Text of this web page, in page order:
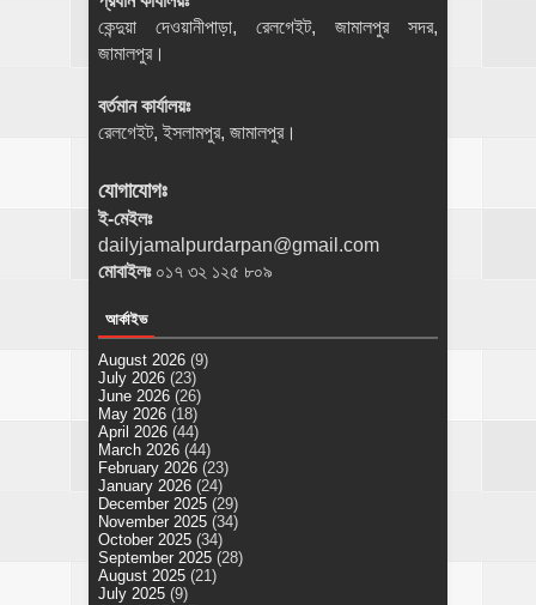
কেন্দুয়া দেওয়ানীপাড়া, রেলগেইট, জামালপুর সদর,
জামালপুর।
বর্তমান কার্যালয়ঃ
রেলগেইট, ইসলামপুর, জামালপুর।
যোগাযোগঃ
ই-মেইলঃ
dailyjamalpurdarpan@gmail.com
মোবাইলঃ ০১৭ ৩২ ১২৫ ৮০৯
আর্কাইভ
August 2026 (9)
July 2026 (23)
June 2026 (26)
May 2026 (18)
April 2026 (44)
March 2026 (44)
February 2026 (23)
January 2026 (24)
December 2025 (29)
November 2025 (34)
October 2025 (34)
September 2025 (28)
August 2025 (21)
July 2025 (9)